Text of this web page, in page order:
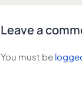
Leave a
You must be